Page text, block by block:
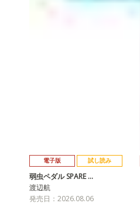
電子版 試し読み
弱虫ペダル SPARE …
渡辺航
発売日：2026.08.06